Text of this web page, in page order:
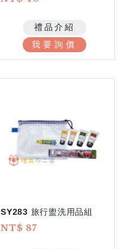
禮品介紹
我要詢價
SY283 旅行盥洗用品組
NT$ 87